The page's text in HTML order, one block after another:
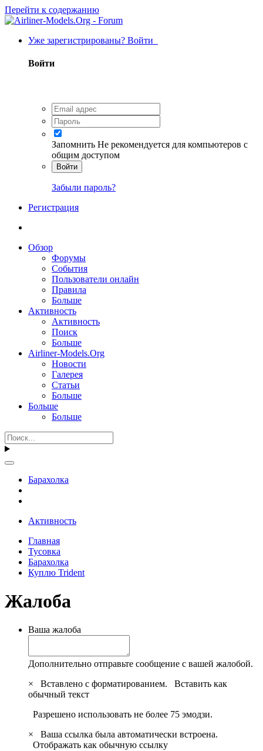
Перейти к содержанию
Уже зарегистрированы? Войти
Войти
Запомнить Не рекомендуется для компьютеров с
общим доступом
Войти
Забыли пароль?
Регистрация
Обзор
Форумы
События
Пользователи онлайн
Правила
Больше
Активность
Активность
Поиск
Больше
Airliner-Models.Org
Новости
Галерея
Статьи
Больше
Больше
Больше
Барахолка
Активность
Главная
Тусовка
Барахолка
Куплю Trident
Жалоба
Ваша жалоба
Дополнительно отправьте сообщение с вашей жалобой.
×
Вставлено с форматированием. Вставить как
обычный текст
Разрешено использовать не более 75 эмодзи.
×
Ваша ссылка была автоматически встроена.
Отображать как обычную ссылку